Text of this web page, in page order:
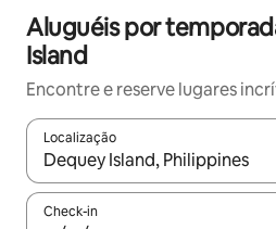
Aluguéis por
Island
Encontre e reserve lugares
Localização
Quando os resultados
Check-in